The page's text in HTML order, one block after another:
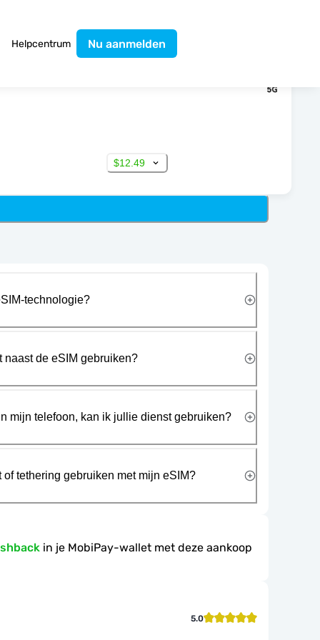
Helpcentrum Nu aanmelden
$12.49
technologie?
naast de eSIM gebruiken?
mijn telefoon, kan ik jullie dienst gebruiken?
tethering gebruiken met mijn eSIM?
in je MobiPay-wallet met deze aankoop
5.0